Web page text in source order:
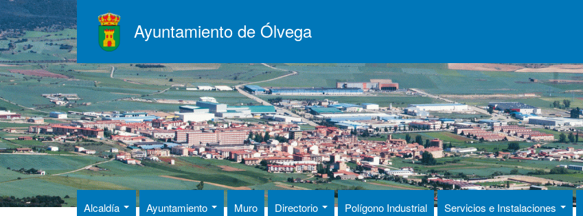
Pasar
al
contenido
principal
Ayuntamiento de Ólvega
Alcaldía Ayuntamiento Muro Directorio Polígono Industrial Servicios e Instalaciones